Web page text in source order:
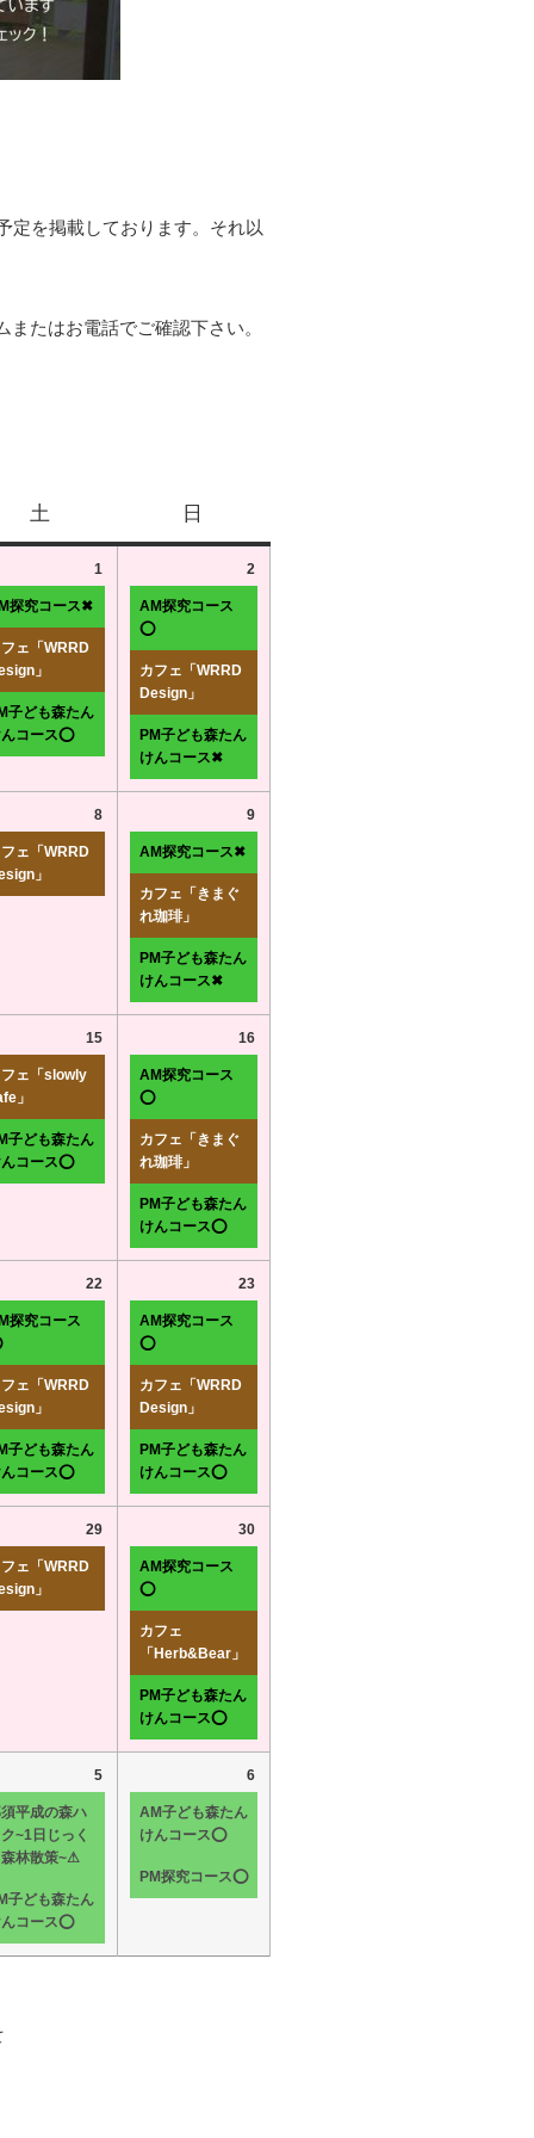
定を掲載しております。それ以
たはお電話でご確認下さい。
土 日
1
探究コース✖
ェ「WRRD
」
子ども森たん
コース⭕
2
AM探究コース
⭕
カフェ「WRRD
Design」
PM子ども森たん
けんコース✖
8
ェ「WRRD
」
9
AM探究コース✖
カフェ「きまぐ
れ珈琲」
PM子ども森たん
けんコース✖
15
ェ「slowly
」
子ども森たん
コース⭕
16
AM探究コース
⭕
カフェ「きまぐ
れ珈琲」
PM子ども森たん
けんコース⭕
22
探究コース
ェ「WRRD
」
子ども森たん
コース⭕
23
AM探究コース
⭕
カフェ「WRRD
Design」
PM子ども森たん
けんコース⭕
29
ェ「WRRD
」
30
AM探究コース
⭕
カフェ
「Herb&Bear」
PM子ども森たん
けんコース⭕
5
平成の森ハ
~1日じっく
林散策~⚠
子ども森たん
コース⭕
6
AM子ども森たん
けんコース⭕
PM探究コース⭕